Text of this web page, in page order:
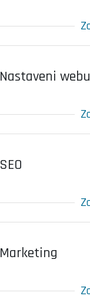
Nastaveni webu
SEO
Marketing